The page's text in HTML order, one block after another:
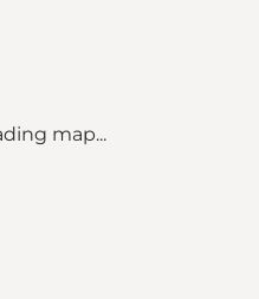
map...